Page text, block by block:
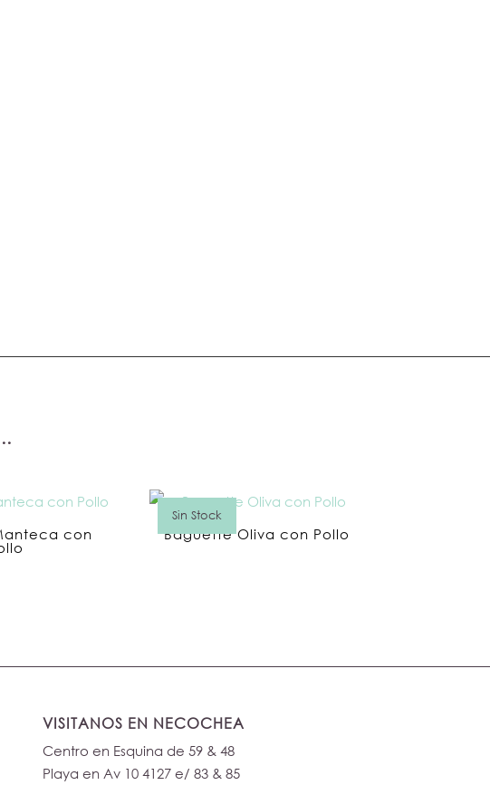
con
Sin Stock
Baguette Oliva con Pollo
VISITANOS EN NECOCHEA
Centro en Esquina de 59 & 48
Playa en Av 10 4127 e/ 83 & 85